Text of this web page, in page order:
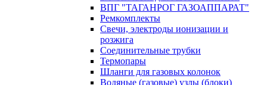
ВПГ "ТАГАНРОГ ГАЗОАППАРАТ"
Ремкомплекты
Свечи, электроды ионизации и
розжига
Соединительные трубки
Термопары
Шланги для газовых колонок
Водяные (газовые) узлы (блоки)